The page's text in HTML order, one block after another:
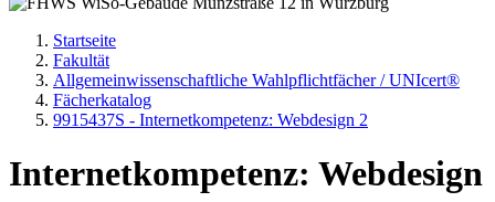
Startseite
Fakultät
Allgemeinwissenschaftliche Wahlpflichtfächer / UNIcert®
Fächerkatalog
9915437S - Internetkompetenz: Webdesign 2
Internetkompetenz: Webdesign